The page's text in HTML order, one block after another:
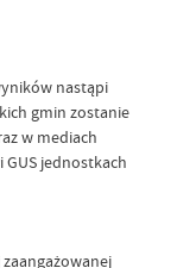
nastąpi
gmin zostanie
w mediach
GUS jednostkach